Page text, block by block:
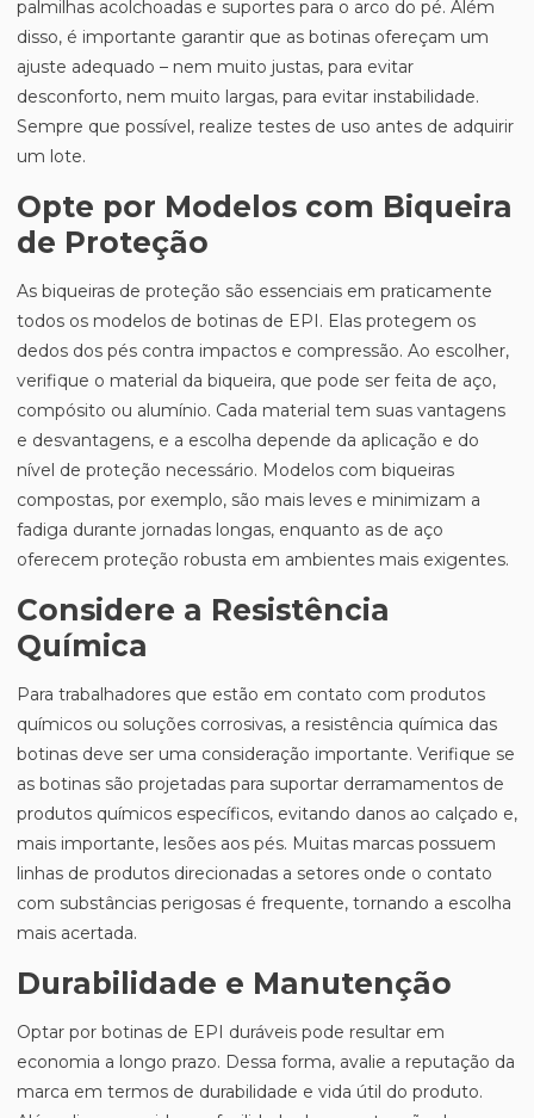
palmilhas acolchoadas e suportes para o arco do pé. Além
disso, é importante garantir que as botinas ofereçam um
ajuste adequado – nem muito justas, para evitar
desconforto, nem muito largas, para evitar instabilidade.
Sempre que possível, realize testes de uso antes de adquirir
um lote.
Opte por Modelos com Biqueira
de Proteção
As biqueiras de proteção são essenciais em praticamente
todos os modelos de botinas de EPI. Elas protegem os
dedos dos pés contra impactos e compressão. Ao escolher,
verifique o material da biqueira, que pode ser feita de aço,
compósito ou alumínio. Cada material tem suas vantagens
e desvantagens, e a escolha depende da aplicação e do
nível de proteção necessário. Modelos com biqueiras
compostas, por exemplo, são mais leves e minimizam a
fadiga durante jornadas longas, enquanto as de aço
oferecem proteção robusta em ambientes mais exigentes.
Considere a Resistência
Química
Para trabalhadores que estão em contato com produtos
químicos ou soluções corrosivas, a resistência química das
botinas deve ser uma consideração importante. Verifique se
as botinas são projetadas para suportar derramamentos de
produtos químicos específicos, evitando danos ao calçado e,
mais importante, lesões aos pés. Muitas marcas possuem
linhas de produtos direcionadas a setores onde o contato
com substâncias perigosas é frequente, tornando a escolha
mais acertada.
Durabilidade e Manutenção
Optar por botinas de EPI duráveis pode resultar em
economia a longo prazo. Dessa forma, avalie a reputação da
marca em termos de durabilidade e vida útil do produto.